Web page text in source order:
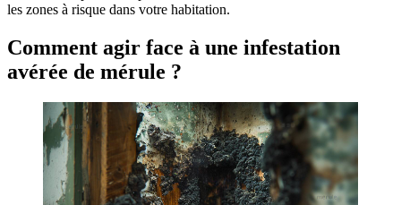
les zones à risque dans votre habitation.
Comment agir face à une infestation
avérée de mérule ?